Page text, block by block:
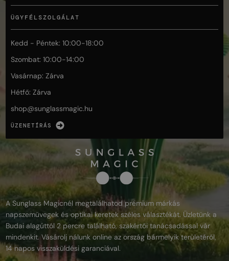
ÜGYFÉLSZOLGÁLAT
Kedd - Péntek: 10:00-18:00
Szombat: 10:00-14:00
Vasárnap: Zárva
Hétfő: Zárva
shop@sunglassmagic.hu
ÜZENETÍRÁS
A Sunglass Magicnél megtalálhatod prémium márkás
napszemüvegek és optikai keretek széles választékát. Üzletünk a
Budai alagúttól 2 percre található, szakértői tanácsadással vár
mindenkit. Vásárolj nálunk online az ország bármelyik területéről,
14 napos visszaküldési garanciával.